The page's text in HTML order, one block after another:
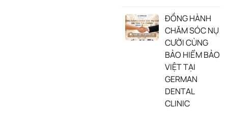
ĐỒNG HÀNH
CHĂM SÓC NỤ
CƯỜI CÙNG
BẢO HIỂM BẢO
VIỆT TẠI
GERMAN
DENTAL
CLINIC